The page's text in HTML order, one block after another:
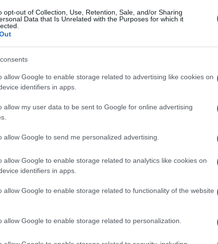
opt-out of Collection, Use, Retention, Sale, and/or Sharing
Data that Is Unrelated with the Purposes for which it
allow Google to enable storage related to advertising like cookies on
identifiers in apps.
allow my user data to be sent to Google for online advertising
allow Google to send me personalized advertising.
allow Google to enable storage related to analytics like cookies on
identifiers in apps.
allow Google to enable storage related to functionality of the website
allow Google to enable storage related to personalization.
Περιβάλλοντος και ΕνέργειαςΘόδωρου
προμηθευτές να δημοσιεύουν στην
σημείο και να κοινοποιήσουν στη Ρ.Α.Α.Ε.Υ.,
τις τιμολογιακές παραμέτρους της
Τιμολογίου που θα ισχύει για κάθε
Τιμή Προμήθειας
Tweet Send